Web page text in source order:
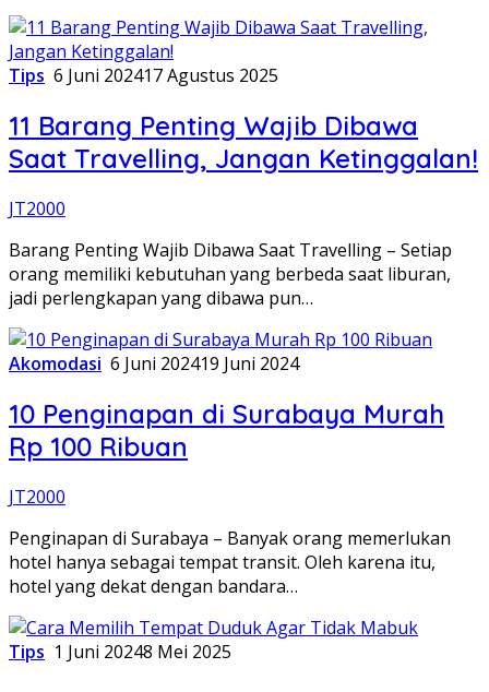
Tips 6 Juni 202417 Agustus 2025
11 Barang Penting Wajib Dibawa
Saat Travelling, Jangan Ketinggalan!
JT2000
Barang Penting Wajib Dibawa Saat Travelling – Setiap
orang memiliki kebutuhan yang berbeda saat liburan,
jadi perlengkapan yang dibawa pun…
Akomodasi 6 Juni 202419 Juni 2024
10 Penginapan di Surabaya Murah
Rp 100 Ribuan
JT2000
Penginapan di Surabaya – Banyak orang memerlukan
hotel hanya sebagai tempat transit. Oleh karena itu,
hotel yang dekat dengan bandara…
Tips 1 Juni 20248 Mei 2025